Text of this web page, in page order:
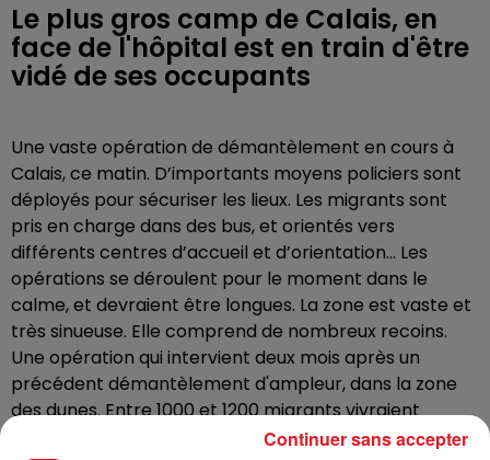
Le plus gros camp de Calais, en
face de l'hôpital est en train d'être
vidé de ses occupants
Une vaste opération de démantèlement en cours à
Calais, ce matin. D’importants moyens policiers sont
déployés pour sécuriser les lieux. Les migrants sont
pris en charge dans des bus, et orientés vers
différents centres d’accueil et d’orientation… Les
opérations se déroulent pour le moment dans le
calme, et devraient être longues. La zone est vaste et
très sinueuse. Elle comprend de nombreux recoins.
Une opération qui intervient deux mois après un
précédent démantèlement d'ampleur, dans la zone
des dunes. Entre 1000 et 1200 migrants vivraient
Continuer sans accepter